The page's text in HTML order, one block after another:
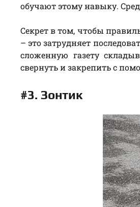
обучают этому навыку.
Секрет в том, чтобы
– это затрудняет
сложенную газету
свернуть и закрепить с
#3. Зонтик